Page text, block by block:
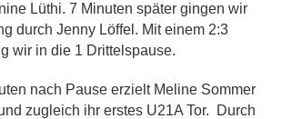
Lüthi. 7 Minuten später gingen wir
durch Jenny Löffel. Mit einem 2:3
wir in die 1 Drittelspause.
nach Pause erzielt Meline Sommer
zugleich ihr erstes U21A Tor.
Durch